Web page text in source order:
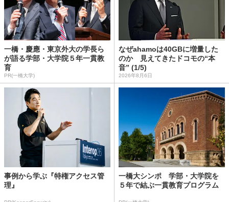
一橋・慶應・東京外大の学長ら
が語る学部・大学院５年一貫教
育
PR(一橋大学)
なぜahamoは40GBに増量した
のか 見えてきたドコモの“本
音” (1/5)
2026年8月6日
事例から学ぶ『特権アクセス管
理』
一橋大シンポ 学部・大学院を
５年で結ぶ一貫教育プログラム